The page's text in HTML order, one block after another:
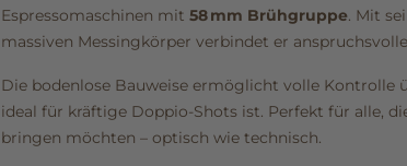
Espressomaschinen mit 58 mm Brühgruppe. Mit
massiven Messingkörper verbindet er
Die bodenlose Bauweise ermöglicht volle Kontrolle
ideal für kräftige Doppio‑Shots ist. Perfekt für alle,
bringen möchten – optisch wie technisch.